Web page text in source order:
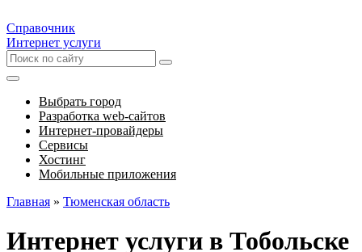
Справочник
Интернет услуги
Выбрать город
Разработка web-сайтов
Интернет-провайдеры
Сервисы
Хостинг
Мобильные приложения
Главная » Тюменская область
Интернет услуги в Тобольске